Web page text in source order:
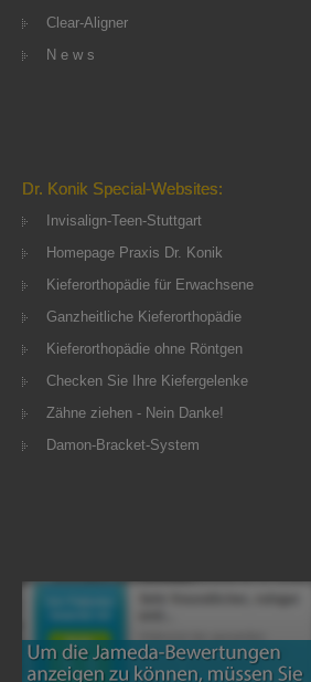
Clear-Aligner
N e w s
Dr. Konik Special-Websites:
Invisalign-Teen-Stuttgart
Homepage Praxis Dr. Konik
Kieferorthopädie für Erwachsene
Ganzheitliche Kieferorthopädie
Kieferorthopädie ohne Röntgen
Checken Sie Ihre Kiefergelenke
Zähne ziehen - Nein Danke!
Damon-Bracket-System